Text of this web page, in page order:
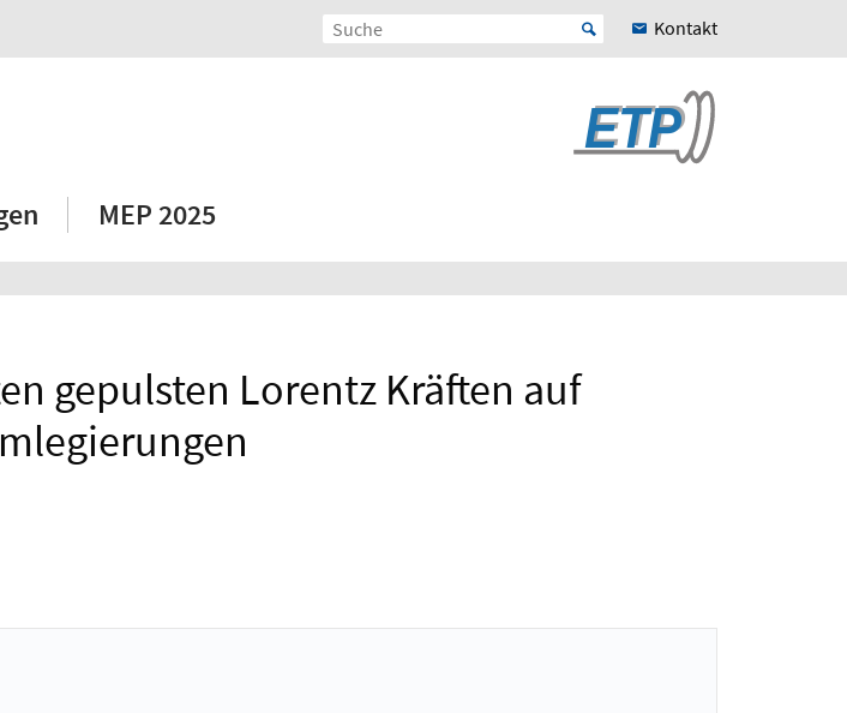
Kontakt
MEP 2025
gepulsten Lorentz Kräften auf